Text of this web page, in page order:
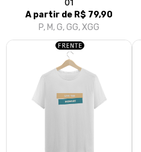
Baby Long Spitz Smile